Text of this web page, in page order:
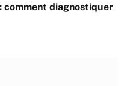
comment diagnostiquer